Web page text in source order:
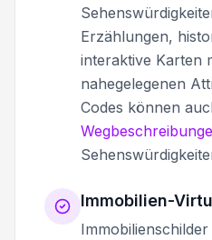
Erzählungen,
interaktive Karten
nahegelegenen
Codes können
Immobilien-